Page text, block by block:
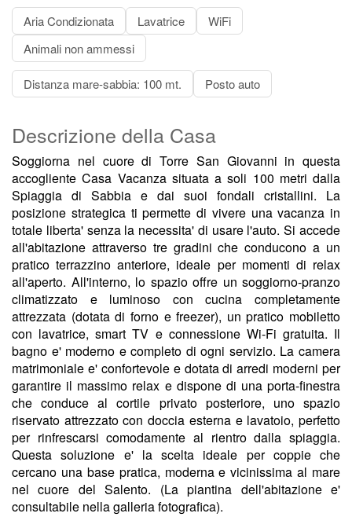
Aria Condizionata Lavatrice
WiFi
Animali non ammessi
Distanza mare-sabbia: 100 mt. Posto auto
Descrizione della Casa
Soggiorna nel cuore di Torre San Giovanni in questa
accogliente Casa Vacanza situata a soli 100 metri dalla
Spiaggia di Sabbia e dai suoi fondali cristallini. La
posizione strategica ti permette di vivere una vacanza in
totale liberta' senza la necessita' di usare l'auto. Si accede
all'abitazione attraverso tre gradini che conducono a un
pratico terrazzino anteriore, ideale per momenti di relax
all'aperto. All'interno, lo spazio offre un soggiorno-pranzo
climatizzato e luminoso con cucina completamente
attrezzata (dotata di forno e freezer), un pratico mobiletto
con lavatrice, smart TV e connessione Wi-Fi gratuita. Il
bagno e' moderno e completo di ogni servizio. La camera
matrimoniale e' confortevole e dotata di arredi moderni per
garantire il massimo relax e dispone di una porta-finestra
che conduce al cortile privato posteriore, uno spazio
riservato attrezzato con doccia esterna e lavatoio, perfetto
per rinfrescarsi comodamente al rientro dalla spiaggia.
Questa soluzione e' la scelta ideale per coppie che
cercano una base pratica, moderna e vicinissima al mare
nel cuore del Salento. (La piantina dell'abitazione e'
consultabile nella galleria fotografica).